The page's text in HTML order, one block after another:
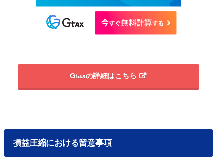
Gtaxの詳細はこちら
損益圧縮における留意事項